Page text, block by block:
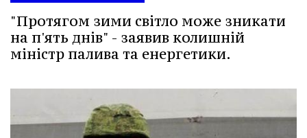
"Протягом зими світло може зникати
на п'ять днів" - заявив колишній
міністр палива та енергетики.